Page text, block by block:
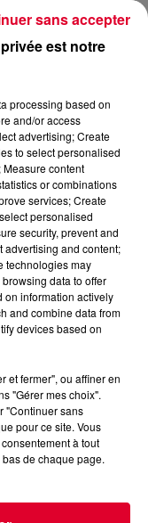
HUBERT
Kungs…
est notre
processing based on
and/or access
advertising; Create
to select personalised
content
or combinations
services; Create
personalised
security, prevent and
advertising and content;
technologies may
data to offer
on information actively
and combine data from
devices based on
et fermer", ou affiner en
"Gérer mes choix".
"Continuer sans
pour ce site. Vous
à tout
de chaque page.
sans accepter